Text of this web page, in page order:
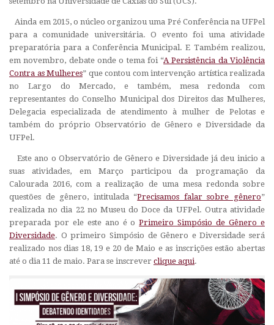
Ainda em 2015, o núcleo organizou uma Pré Conferência na UFPel
para a comunidade universitária. O evento foi uma atividade
preparatória para a Conferência Municipal. E Também realizou,
em novembro, debate onde o tema foi “A Persistência da Violência
Contra as Mulheres” que contou com intervenção artística realizada
no Largo do Mercado, e também, mesa redonda com
representantes do Conselho Municipal dos Direitos das Mulheres,
Delegacia especializada de atendimento à mulher de Pelotas e
também do próprio Observatório de Gênero e Diversidade da
UFPel.
Este ano o Observatório de Gênero e Diversidade já deu inicio a
suas atividades, em Março participou da programação da
Calourada 2016, com a realização de uma mesa redonda sobre
questões de gênero, intitulada “Precisamos falar sobre gênero”
realizada no dia 22 no Museu do Doce da UFPel. Outra atividade
preparada por ele este ano é oPrimeiro Simpósio de Gênero e
Diversidade. O primeiro Simpósio de Gênero e Diversidade será
realizado nos dias 18, 19 e 20 de Maio e as inscrições estão abertas
até o dia 11 de maio. Para se inscrever clique aqui.